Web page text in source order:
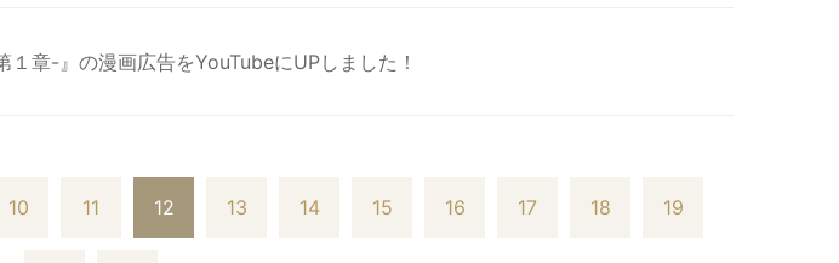
章-』の漫画広告をYouTubeにUPしました！
10 11 12 13 14 15 16 17 18 19